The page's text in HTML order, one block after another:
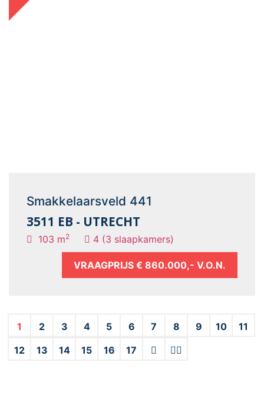
Smakkelaarsveld 441
3511 EB - UTRECHT
103 m2 4 (3 slaapkamers)
VRAAGPRIJS € 860.000,- V.O.N.
1 2 3 4 5 6 7 8 9 10
11
12
13 14 15 16 17